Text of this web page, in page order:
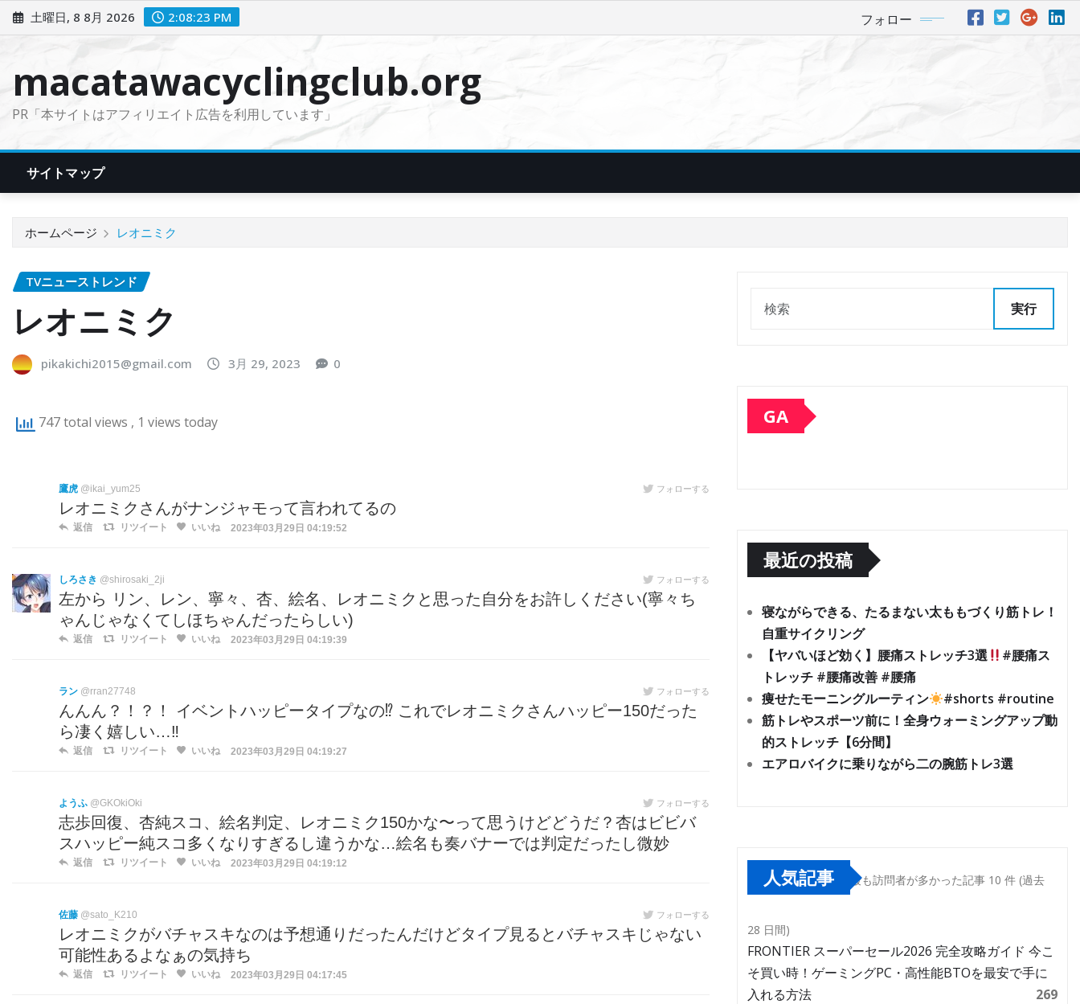
ン
土曜日, 8 8月 2026 2:08:25 PM フォロー
macatawacyclingclub.org
PR「本サイトはアフィリエイト広告を利用しています」
サイトマップ
ホームページ レオニミク
TVニューストレンド
レオニミク
pikakichi2015@gmail.com 3月 29, 2023 0
747 total views , 1 views today
鷹虎 @ikai_yum25 フォローする
レオニミクさんがナンジャモって言われてるの
返信 リツイート いいね 2023年03月29日 04:19:52
しろさき @shirosaki_2ji フォローする
左から リン、レン、寧々、杏、絵名、レオニミクと思った自分をお許しください(寧々ち
ゃんじゃなくてしほちゃんだったらしい)
返信 リツイート いいね 2023年03月29日 04:19:39
ラン @rran27748 フォローする
んんん？！？！ イベントハッピータイプなの⁉︎ これでレオニミクさんハッピー150だった
ら凄く嬉しい…‼︎
返信 リツイート いいね 2023年03月29日 04:19:27
ようふ @GKOkiOki フォローする
志歩回復、杏純スコ、絵名判定、レオニミク150かな〜って思うけどどうだ？杏はビビバ
スハッピー純スコ多くなりすぎるし違うかな…絵名も奏バナーでは判定だったし微妙
返信 リツイート いいね 2023年03月29日 04:19:12
佐藤 @sato_K210 フォローする
レオニミクがバチャスキなのは予想通りだったんだけどタイプ見るとバチャスキじゃない
可能性あるよなぁの気持ち
返信 リツイート いいね 2023年03月29日 04:17:45
実行
GA
最近の投稿
寝ながらできる、たるまない太ももづくり筋トレ！
自重サイクリング
【ヤバいほど効く】腰痛ストレッチ3選
#腰痛ス
トレッチ #腰痛改善 #腰痛
痩せたモーニングルーティン
#shorts #routine
筋トレやスポーツ前に！全身ウォーミングアップ動
的ストレッチ【6分間】
エアロバイクに乗りながら二の腕筋トレ3選
人気記事 最も訪問者が多かった記事 10 件 (過去
28 日間)
FRONTIER スーパーセール2026 完全攻略ガイド 今こ
そ買い時！ゲーミングPC・高性能BTOを最安で手に
入れる方法
269